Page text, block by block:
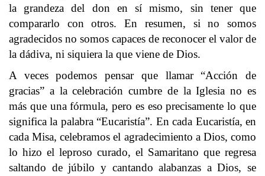
la grandeza del don en sí mismo, sin tener que
compararlo con otros. En resumen, si no somos
agradecidos no somos capaces de reconocer el valor de
la dádiva, ni siquiera la que viene de Dios.
A veces podemos pensar que llamar “Acción de
gracias” a la celebración cumbre de la Iglesia no es
más que una fórmula, pero es eso precisamente lo que
significa la palabra “Eucaristía”. En cada Eucaristía, en
cada Misa, celebramos el agradecimiento a Dios, como
lo hizo el leproso curado, el Samaritano que regresa
saltando de júbilo y cantando alabanzas a Dios, se